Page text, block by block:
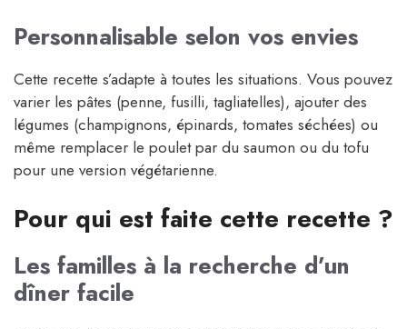
Personnalisable selon vos envies
Cette recette s’adapte à toutes les situations. Vous pouvez
varier les pâtes (penne, fusilli, tagliatelles), ajouter des
légumes (champignons, épinards, tomates séchées) ou
même remplacer le poulet par du saumon ou du tofu
pour une version végétarienne.
Pour qui est faite cette recette ?
Les familles à la recherche d’un
dîner facile